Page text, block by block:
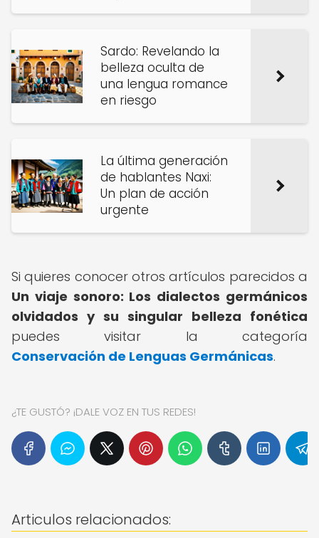
Sardo: Revelando la
belleza oculta de
una lengua romance
en riesgo
La última generación
de hablantes Naxi:
Un plan de acción
urgente
Si quieres conocer otros artículos parecidos a
Un viaje sonoro: Los dialectos germánicos
olvidados y su singular belleza fonética
puedes visitar la categoría
Conservación de Lenguas Germánicas.
¿TE GUSTÓ? ¡DALE VOZ EN TUS REDES!
Articulos relacionados: